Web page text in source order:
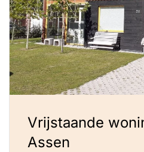
Vrijstaande
Assen